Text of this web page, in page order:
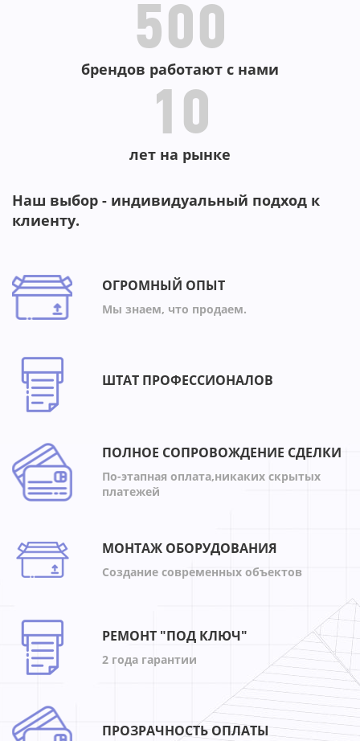
500
брендов работают с нами
10
лет на рынке
Наш выбор - индивидуальный подход к
клиенту.
ОГРОМНЫЙ ОПЫТ
Мы знаем, что продаем.
ШТАТ ПРОФЕССИОНАЛОВ
ПОЛНОЕ СОПРОВОЖДЕНИЕ СДЕЛКИ
По-этапная оплата,никаких скрытых
платежей
МОНТАЖ ОБОРУДОВАНИЯ
Создание современных объектов
РЕМОНТ "ПОД КЛЮЧ"
2 года гарантии
ПРОЗРАЧНОСТЬ ОПЛАТЫ